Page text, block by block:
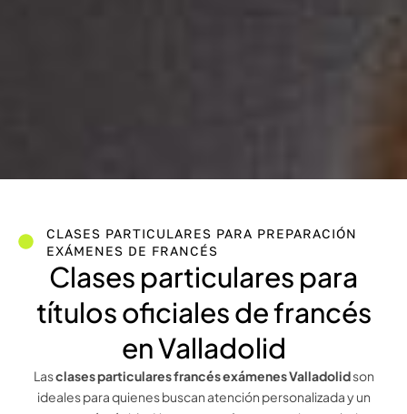
CLASES PARTICULARES PARA PREPARACIÓN
EXÁMENES DE FRANCÉS
Clases particulares para
títulos oficiales de francés
en Valladolid
Lasclases particulares francés exámenes Valladolidson
ideales para quienes buscan atención personalizada y un